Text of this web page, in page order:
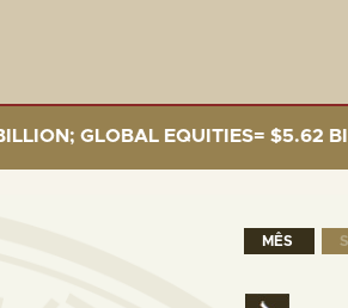
GLOBAL EQUITIES= $5.62
MÊS